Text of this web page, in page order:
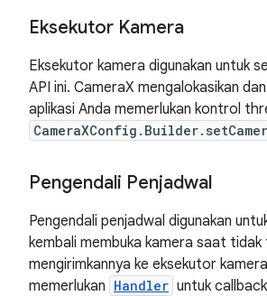
Eksekutor Kamera
Eksekutor kamera digunakan untuk
API ini. CameraX mengalokasikan
aplikasi Anda memerlukan kontrol
Pengendali Penjadwal
Pengendali penjadwal digunakan
kembali membuka kamera saat
mengirimkannya ke eksekutor
memerlukan Handler untuk